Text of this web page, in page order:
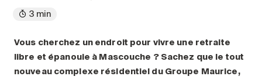
Notre approche
Nos résidences
3 min
Vous cherchez un endroit pour vivre une retraite
libre et épanouie à Mascouche ? Sachez que le tout
nouveau complexe résidentiel du Groupe Maurice,